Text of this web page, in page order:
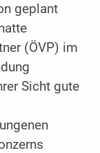
geplant
(ÖVP) im
Sicht gute